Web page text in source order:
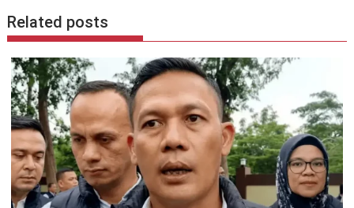
Related posts